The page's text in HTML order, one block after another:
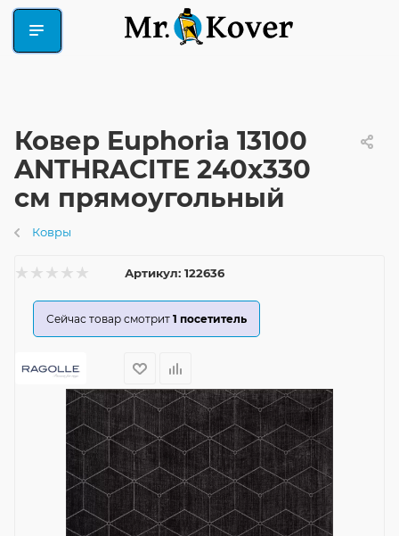
Ковер Euphoria 13100
ANTHRACITE 240x330
см прямоугольный
Ковры
Артикул: 122636
Сейчас товар смотрит 1 посетитель